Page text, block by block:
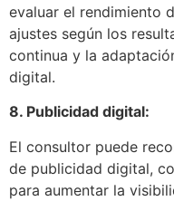
evaluar el rendimiento
ajustes según los
continua y la
digital.
8. Publicidad digital:
El consultor puede
de publicidad digital,
para aumentar la